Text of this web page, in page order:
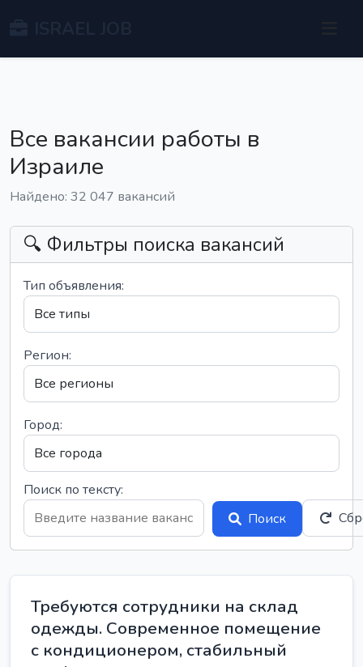
Все вакансии работы в
Израиле
Найдено: 32 047 вакансий
🔍 Фильтры поиска вакансий
Тип объявления:
Регион:
Город:
Поиск по тексту:
Поиск
Требуются сотрудники на склад
одежды. Современное помещение
с кондиционером, стабильный